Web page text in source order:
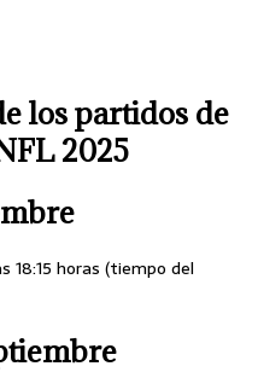
los partidos de
2025
18:15 horas (tiempo del